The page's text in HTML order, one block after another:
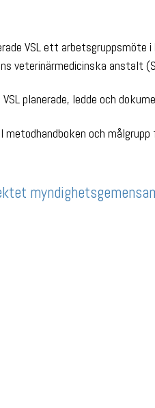
VSL ett
veterinärmedicinska anstalt
planerade, ledde och
och